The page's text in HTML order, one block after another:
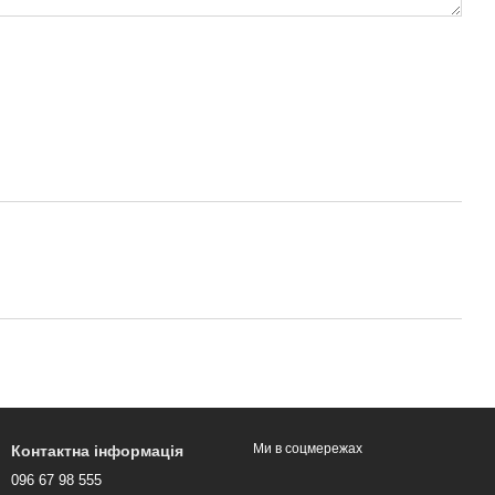
Контактна інформація
096 67 98 555
Ми в соцмережах